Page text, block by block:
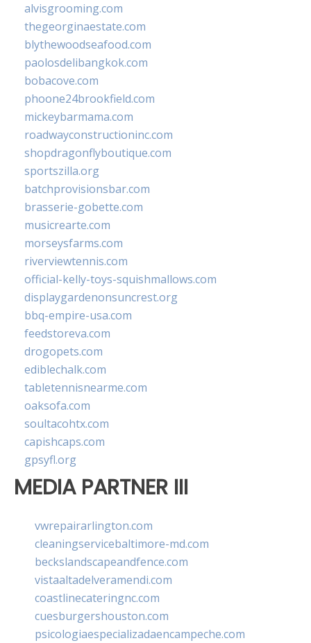
alvisgrooming.com
thegeorginaestate.com
blythewoodseafood.com
paolosdelibangkok.com
bobacove.com
phoone24brookfield.com
mickeybarmama.com
roadwayconstructioninc.com
shopdragonflyboutique.com
sportszilla.org
batchprovisionsbar.com
brasserie-gobette.com
musicrearte.com
morseysfarms.com
riverviewtennis.com
official-kelly-toys-squishmallows.com
displaygardenonsuncrest.org
bbq-empire-usa.com
feedstoreva.com
drogopets.com
ediblechalk.com
tabletennisnearme.com
oaksofa.com
soultacohtx.com
capishcaps.com
gpsyfl.org
MEDIA PARTNER III
vwrepairarlington.com
cleaningservicebaltimore-md.com
beckslandscapeandfence.com
vistaaltadelveramendi.com
coastlinecateringnc.com
cuesburgershouston.com
psicologiaespecializadaencampeche.com